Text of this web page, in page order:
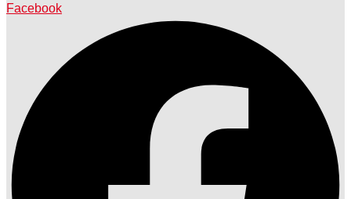
Facebook